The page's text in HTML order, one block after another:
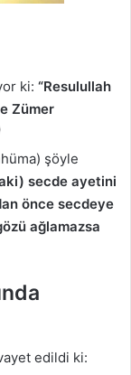
ki: “Resulullah
Zümer
şöyle
secde ayetini
önce secdeye
ağlamazsa
edildi ki: